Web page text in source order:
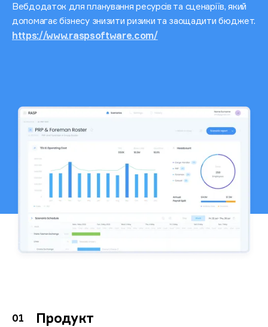
Вебдодаток для планування ресурсів та сценаріїв, який
допомагає бізнесу знизити ризики та заощадити бюджет.
https://www.raspsoftware.com/
Продукт